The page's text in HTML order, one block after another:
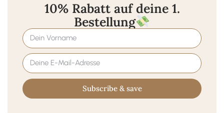
10% Rabatt auf deine 1.
Bestellung
Subscribe & save